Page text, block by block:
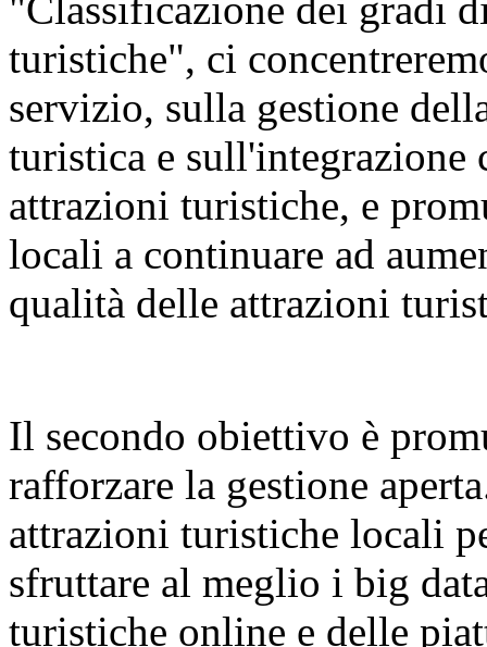
turistiche", ci
servizio, sulla gestione
turistica e sull'integrazione
attrazioni turistiche, e
locali a continuare ad
qualità delle attrazioni
Il secondo obiettivo è
rafforzare la gestione
attrazioni turistiche locali
sfruttare al meglio i big
turistiche online e delle